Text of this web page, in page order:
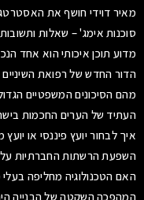
מאיר דוידי חושף את
סוכנות אימג' – שאלות
מדוע תוכן איכותי הוא אחד
הדור החדש של רפואת
מהם הסיכונים המשפטיים
העתיד של הערים החכמות
איך לבחור יועץ פיננסי או
השפעת הרשתות החברתיות
האם הטכנולוגיה מחליפה
המהפכה השקטה של הבנייה